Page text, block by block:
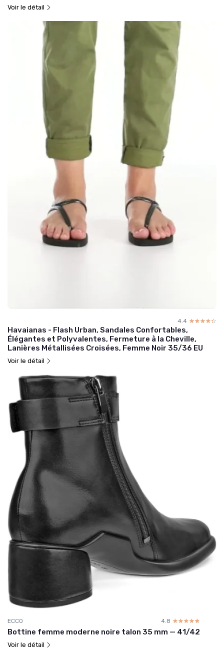
Voir le détail
4.4 ☆☆☆☆☆
★★★★★
Havaianas - Flash Urban, Sandales Confortables,
Élégantes et Polyvalentes, Fermeture à la Cheville,
Lanières Métallisées Croisées, Femme Noir 35/36 EU
Voir le détail
ECCO 4.8 ☆☆☆☆☆
★★★★★
Bottine femme moderne noire talon 35 mm — 41/42
Voir le détail